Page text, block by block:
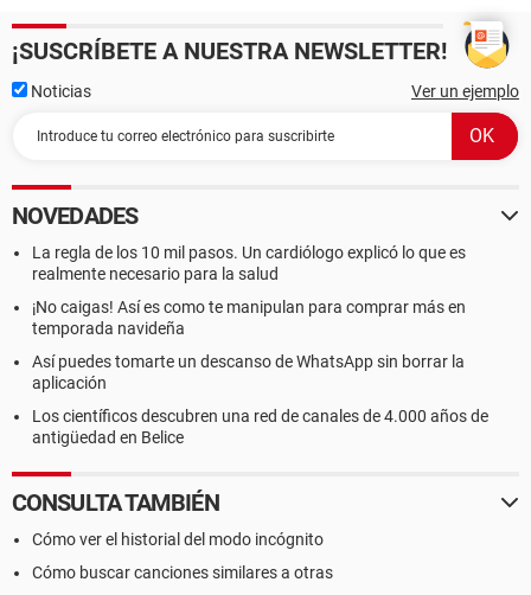
¡SUSCRÍBETE A NUESTRA NEWSLETTER!
Noticias Ver un ejemplo
NOVEDADES
La regla de los 10 mil pasos. Un cardiólogo explicó lo que es
realmente necesario para la salud
¡No caigas! Así es como te manipulan para comprar más en
temporada navideña
Así puedes tomarte un descanso de WhatsApp sin borrar la
aplicación
Los científicos descubren una red de canales de 4.000 años de
antigüedad en Belice
CONSULTA TAMBIÉN
Cómo ver el historial del modo incógnito
Cómo buscar canciones similares a otras